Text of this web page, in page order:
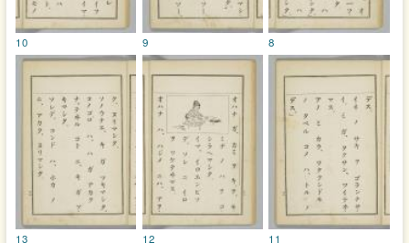
8
9
10
11
12
13